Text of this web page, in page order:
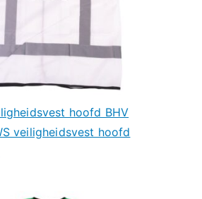
hoofd BHV
veiligheidsvest hoofd